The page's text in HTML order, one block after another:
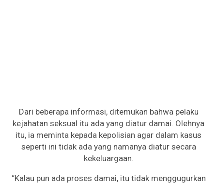
Dari beberapa informasi, ditemukan bahwa pelaku
kejahatan seksual itu ada yang diatur damai. Olehnya
itu, ia meminta kepada kepolisian agar dalam kasus
seperti ini tidak ada yang namanya diatur secara
kekeluargaan.
“Kalau pun ada proses damai, itu tidak menggugurkan